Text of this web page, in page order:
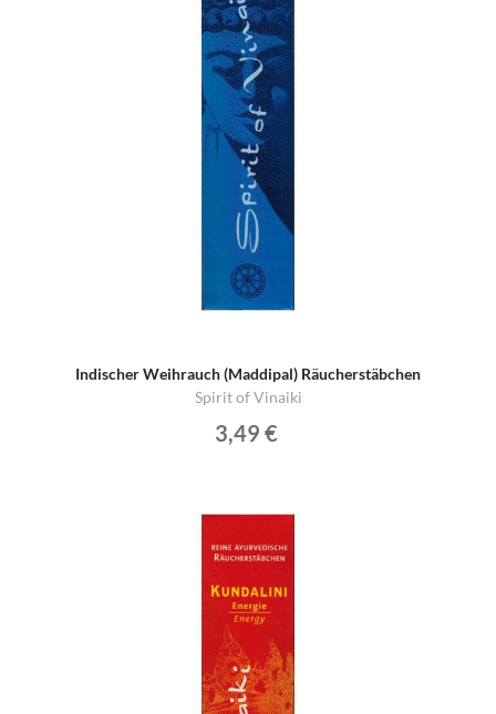
Indischer Weihrauch (Maddipal) Räucherstäbchen
Spirit of Vinaiki
3,49 €